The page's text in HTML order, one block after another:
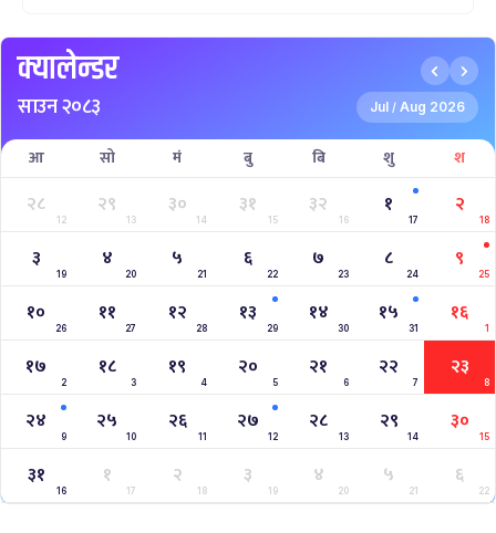
क्यालेन्डर
साउन २०८३ Jul / Aug 2026
आ सो मं बु बि शु श
२८
12
२९
13
३०
14
३१
15
३२
16
१
17
२
18
३
19
४
20
५
21
६
22
७
23
८
24
९
25
१०
26
११
27
१२
28
१३
29
१४
30
१५
31
१६
1
१७
2
१८
3
१९
4
२०
5
२१
6
२२
7
२३
8
२४
9
२५
10
२६
11
२७
12
२८
13
२९
14
३०
15
३१
16
१
17
२
18
३
19
४
20
५
21
६
22